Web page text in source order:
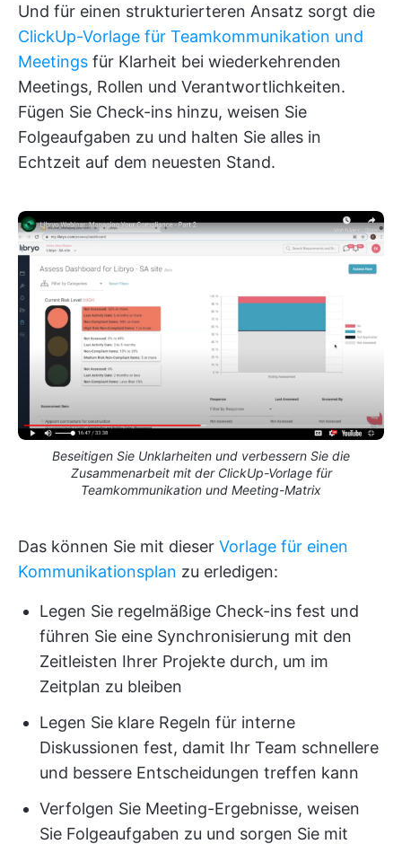
Und für einen strukturierteren Ansatz sorgt die
ClickUp-Vorlage für Teamkommunikation und
Meetings für Klarheit bei wiederkehrenden
Meetings, Rollen und Verantwortlichkeiten.
Fügen Sie Check-ins hinzu, weisen Sie
Folgeaufgaben zu und halten Sie alles in
Echtzeit auf dem neuesten Stand.
Beseitigen Sie Unklarheiten und verbessern Sie die
Zusammenarbeit mit der ClickUp-Vorlage für
Teamkommunikation und Meeting-Matrix
Das können Sie mit dieser Vorlage für einen
Kommunikationsplan zu erledigen:
Legen Sie regelmäßige Check-ins fest und
führen Sie eine Synchronisierung mit den
Zeitleisten Ihrer Projekte durch, um im
Zeitplan zu bleiben
Legen Sie klare Regeln für interne
Diskussionen fest, damit Ihr Team schnellere
und bessere Entscheidungen treffen kann
Verfolgen Sie Meeting-Ergebnisse, weisen
Sie Folgeaufgaben zu und sorgen Sie mit